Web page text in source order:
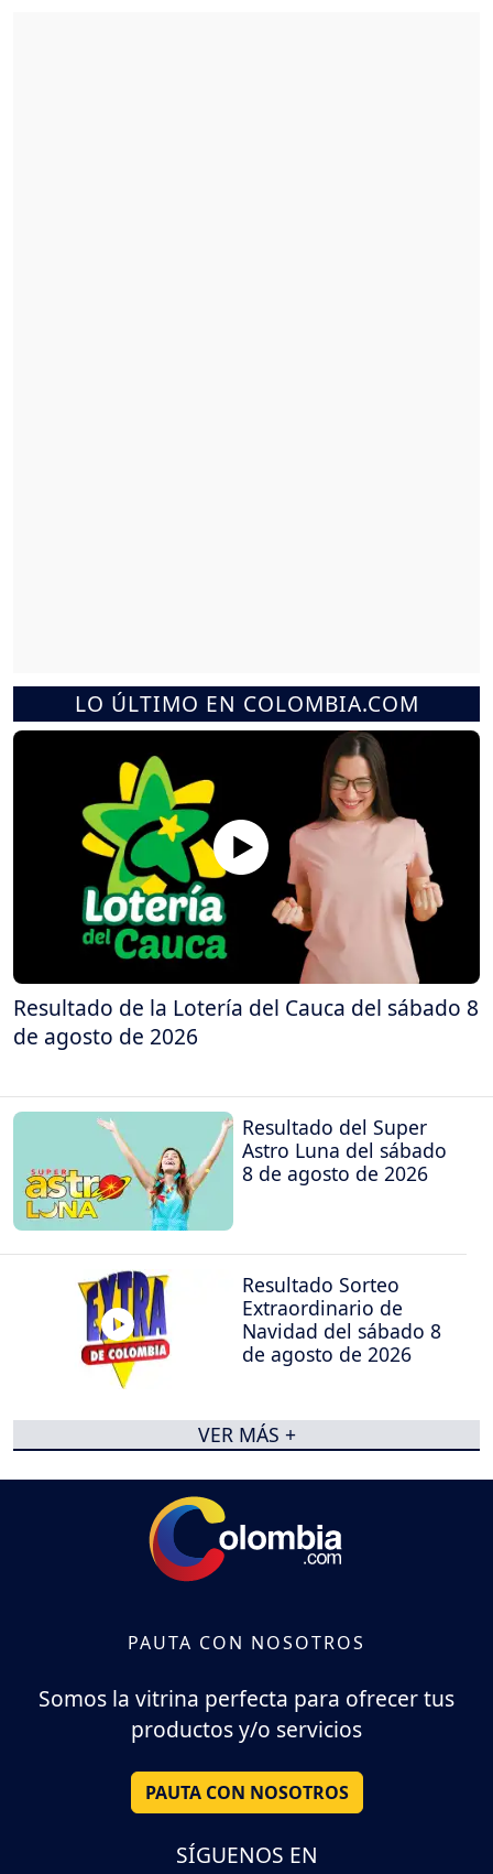
LO ÚLTIMO EN COLOMBIA.COM
Resultado de la Lotería del Cauca del sábado 8
de agosto de 2026
Resultado del Super
Astro Luna del sábado
8 de agosto de 2026
Resultado Sorteo
Extraordinario de
Navidad del sábado 8
de agosto de 2026
VER MÁS +
PAUTA CON NOSOTROS
Somos la vitrina perfecta para ofrecer tus
productos y/o servicios
PAUTA CON NOSOTROS
SÍGUENOS EN